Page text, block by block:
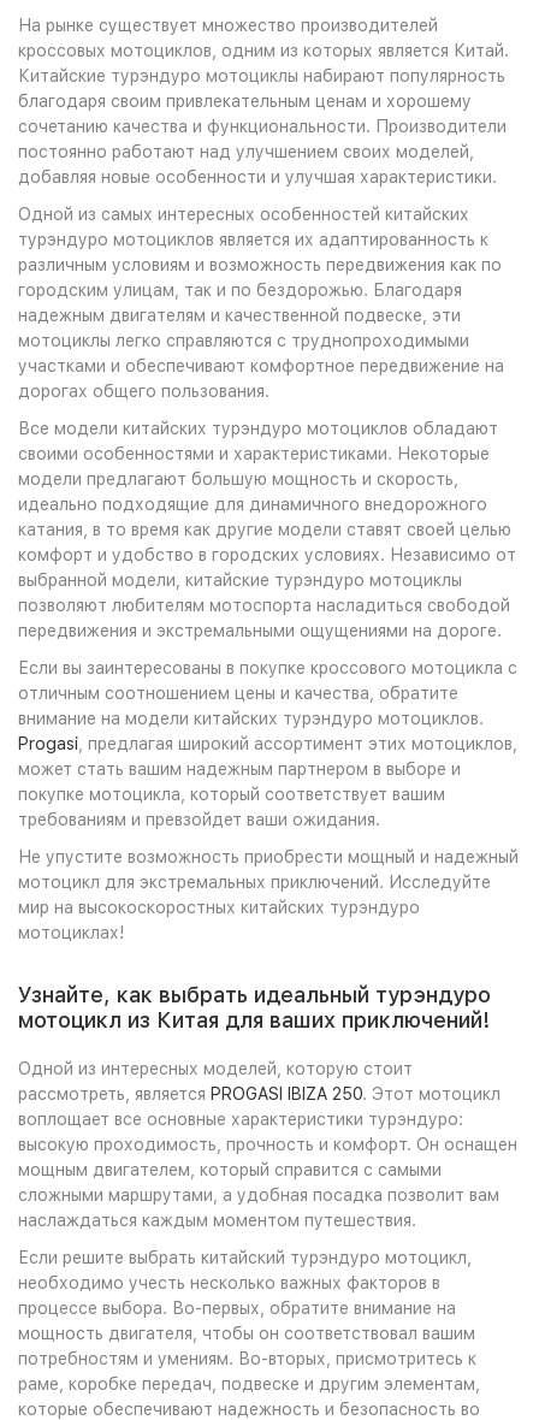
На рынке существует множество производителей
кроссовых мотоциклов, одним из которых является Китай.
Китайские турэндуро мотоциклы набирают популярность
благодаря своим привлекательным ценам и хорошему
сочетанию качества и функциональности. Производители
постоянно работают над улучшением своих моделей,
добавляя новые особенности и улучшая характеристики.
Одной из самых интересных особенностей китайских
турэндуро мотоциклов является их адаптированность к
различным условиям и возможность передвижения как по
городским улицам, так и по бездорожью. Благодаря
надежным двигателям и качественной подвеске, эти
мотоциклы легко справляются с труднопроходимыми
участками и обеспечивают комфортное передвижение на
дорогах общего пользования.
Все модели китайских турэндуро мотоциклов обладают
своими особенностями и характеристиками. Некоторые
модели предлагают большую мощность и скорость,
идеально подходящие для динамичного внедорожного
катания, в то время как другие модели ставят своей целью
комфорт и удобство в городских условиях. Независимо от
выбранной модели, китайские турэндуро мотоциклы
позволяют любителям мотоспорта насладиться свободой
передвижения и экстремальными ощущениями на дороге.
Если вы заинтересованы в покупке кроссового мотоцикла с
отличным соотношением цены и качества, обратите
внимание на модели китайских турэндуро мотоциклов.
Progasi , предлагая широкий ассортимент этих мотоциклов,
может стать вашим надежным партнером в выборе и
покупке мотоцикла, который соответствует вашим
требованиям и превзойдет ваши ожидания.
Не упустите возможность приобрести мощный и надежный
мотоцикл для экстремальных приключений. Исследуйте
мир на высокоскоростных китайских турэндуро
мотоциклах!
Узнайте, как выбрать идеальный турэндуро
мотоцикл из Китая для ваших приключений!
Одной из интересных моделей, которую стоит
рассмотреть, является PROGASI IBIZA 250. Этот мотоцикл
воплощает все основные характеристики турэндуро:
высокую проходимость, прочность и комфорт. Он оснащен
мощным двигателем, который справится с самыми
сложными маршрутами, а удобная посадка позволит вам
наслаждаться каждым моментом путешествия.
Если решите выбрать китайский турэндуро мотоцикл,
необходимо учесть несколько важных факторов в
процессе выбора. Во-первых, обратите внимание на
мощность двигателя, чтобы он соответствовал вашим
потребностям и умениям. Во-вторых, присмотритесь к
раме, коробке передач, подвеске и другим элементам,
которые обеспечивают надежность и безопасность во